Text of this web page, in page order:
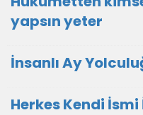
yapsın yeter
İnsanlı Ay
Herkes Kendi